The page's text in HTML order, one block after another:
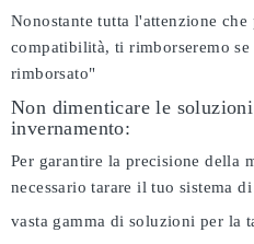
Nonostante tutta l'attenzione
compatibilità, ti rimborseremo se
rimborsato"
Non dimenticare le
invernamento:
Per garantire la precisione della
necessario tarare il tuo sistema
vasta gamma di soluzioni per la